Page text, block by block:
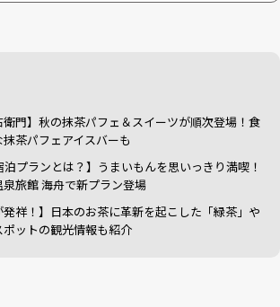
衛門】秋の抹茶パフェ＆スイーツが順次登場！食
茶パフェアイスバーも
泊プランとは？】うまいもんを思いっきり満喫！
旅館 海舟で新プラン登場
発祥！】日本のお茶に革新を起こした「緑茶」や
ットの観光情報も紹介